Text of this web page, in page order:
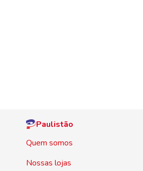
Paulistão
Quem somos
Nossas lojas